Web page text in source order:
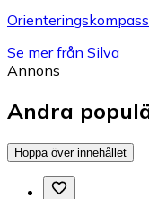
Orienteringskompass
Se mer från Silva
Annons
Andra
Hoppa över innehållet